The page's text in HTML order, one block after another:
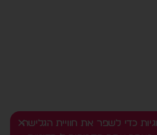
כדי לשפר את חוויית הגלישה